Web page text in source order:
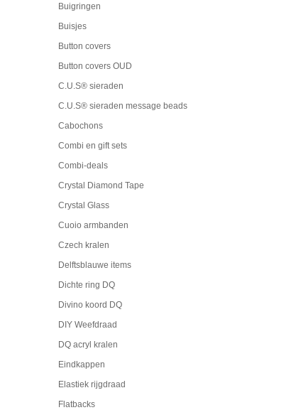
Buigringen
Buisjes
Button covers
Button covers OUD
C.U.S® sieraden
C.U.S® sieraden message beads
Cabochons
Combi en gift sets
Combi-deals
Crystal Diamond Tape
Crystal Glass
Cuoio armbanden
Czech kralen
Delftsblauwe items
Dichte ring DQ
Divino koord DQ
DIY Weefdraad
DQ acryl kralen
Eindkappen
Elastiek rijgdraad
Flatbacks